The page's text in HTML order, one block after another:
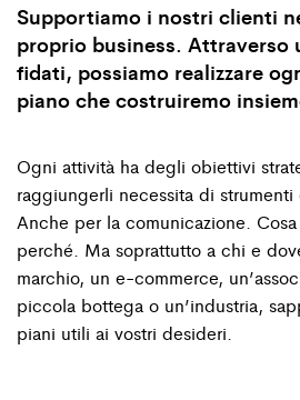
Supportiamo i nostri clienti
proprio business. Attraverso
fidati, possiamo realizzare
piano che costruiremo
Ogni attività ha degli obiettivi
raggiungerli necessita di
Anche per la comunicazione.
perché. Ma soprattutto a chi e
marchio, un e-commerce,
piccola bottega o un’industria,
piani utili ai vostri desideri.